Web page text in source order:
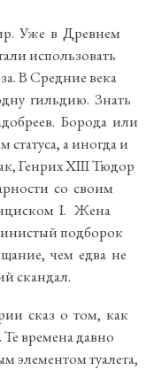
Уже в Древнем
использовать
В Средние века
гильдию. Знать
Борода или
статуса, а иногда и
Генрих XIII Тюдор
со своим
I. Жена
подборок
чем едва не
скандал.
сказ о том, как
времена давно
элементом туалета,